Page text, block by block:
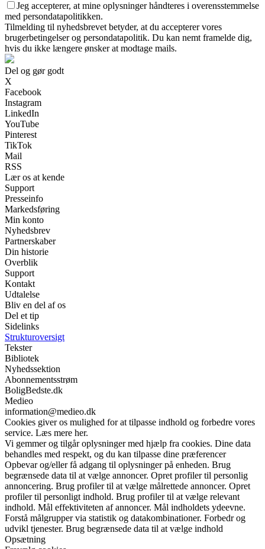
Jeg accepterer, at mine oplysninger håndteres i overensstemmelse
med persondatapolitikken.
Tilmelding til nyhedsbrevet betyder, at du accepterer vores
brugerbetingelser og persondatapolitik. Du kan nemt framelde dig,
hvis du ikke længere ønsker at modtage mails.
Del og gør godt
X
Facebook
Instagram
LinkedIn
YouTube
Pinterest
TikTok
Mail
RSS
Lær os at kende
Support
Presseinfo
Markedsføring
Min konto
Nyhedsbrev
Partnerskaber
Din historie
Overblik
Support
Kontakt
Udtalelse
Bliv en del af os
Del et tip
Sidelinks
Strukturoversigt
Tekster
Bibliotek
Nyhedssektion
Abonnementsstrøm
BoligBedste.dk
Medieo
information@medieo.dk
Cookies giver os mulighed for at tilpasse indhold og forbedre vores
service. Læs mere her.
Vi gemmer og tilgår oplysninger med hjælp fra cookies. Dine data
behandles med respekt, og du kan tilpasse dine præferencer
Opbevar og/eller få adgang til oplysninger på enheden. Brug
begrænsede data til at vælge annoncer. Opret profiler til personlig
annoncering. Brug profiler til at vælge målrettede annoncer. Opret
profiler til personligt indhold. Brug profiler til at vælge relevant
indhold. Mål effektiviteten af annoncer. Mål indholdets ydeevne.
Forstå målgrupper via statistik og datakombinationer. Forbedr og
udvikl tjenester. Brug begrænsede data til at vælge indhold
Opsætning